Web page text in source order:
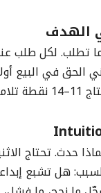
الهدف
(اشتري، تواصل،
الحق في البيع
حدث. تحتاج